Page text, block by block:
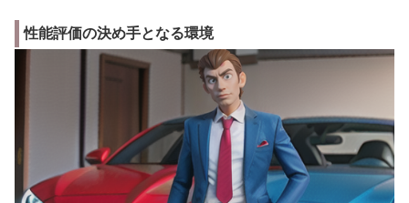
性能評価の決め手となる環境